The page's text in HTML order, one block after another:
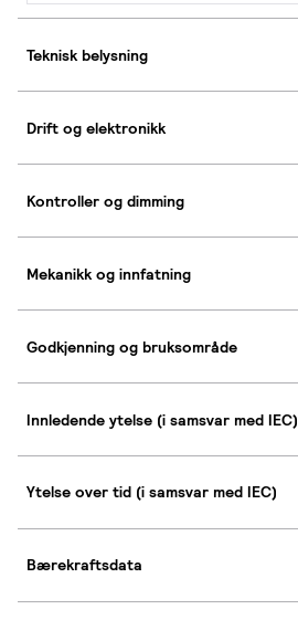
Teknisk belysning
Drift og elektronikk
Kontroller og dimming
Mekanikk og innfatning
Godkjenning og bruksområde
Innledende ytelse (i samsvar med IEC)
Ytelse over tid (i samsvar med IEC)
Bærekraftsdata